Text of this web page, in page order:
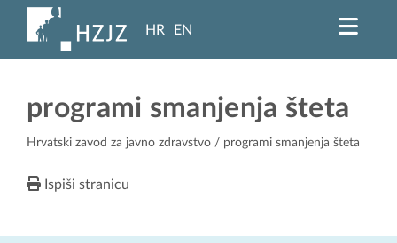
HR EN
programi smanjenja šteta
Hrvatski zavod za javno zdravstvo / programi smanjenja šteta
Ispiši stranicu